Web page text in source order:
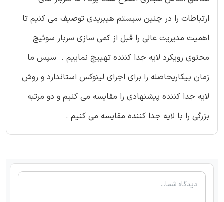
ارتباطات را در چنین سیستم هیبریدی توصیف می کنیم تا
اهمیت مدیریت عالی را قبل از کمی سازی سربار سوئیچ
محتوی رویکرد لایه جدا کننده تهییج نماییم . سپس ما
زمان بیکاریحاصله را برای اجرای لینوکس استاندارد و روش
لایه جدا کننده پیشنهادی را مقایسه می کنیم و دو مرتبه
بزرگی را با لایه جدا کننده مقایسه می کنیم .